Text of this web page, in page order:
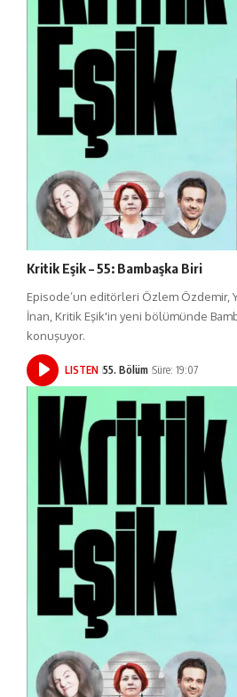
Kritik Eşik – 55: Bambaşka Biri
Episode’un editörleri Özlem Özdemir,
İnan, Kritik Eşik'in yeni bölümünde
konuşuyor.
LISTEN 55. Bölüm Süre: 19:07